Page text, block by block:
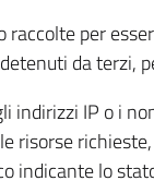
per
da terzi,
indirizzi IP o i
risorse
indicante lo